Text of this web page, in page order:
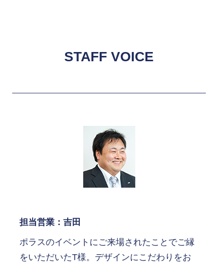
STAFF VOICE
担当営業：吉田
ポラスのイベントにご来場されたことでご縁
をいただいたT様。デザインにこだわりをお